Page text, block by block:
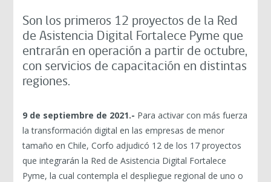
Son los primeros 12 proyectos de la Red
de Asistencia Digital Fortalece Pyme que
entrarán en operación a partir de octubre,
con servicios de capacitación en distintas
regiones.
9 de septiembre de 2021.- Para activar con más fuerza
la transformación digital en las empresas de menor
tamaño en Chile, Corfo adjudicó 12 de los 17 proyectos
que integrarán la Red de Asistencia Digital Fortalece
Pyme, la cual contempla el despliegue regional de uno o